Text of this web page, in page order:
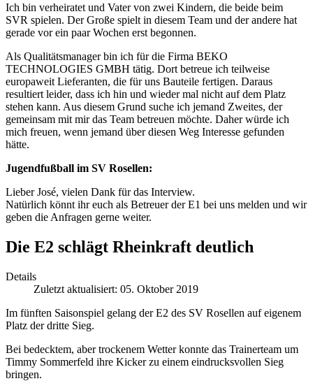
Ich bin verheiratet und Vater von zwei Kindern, die beide beim
SVR spielen. Der Große spielt in diesem Team und der andere hat
gerade vor ein paar Wochen erst begonnen.
Als Qualitätsmanager bin ich für die Firma BEKO
TECHNOLOGIES GMBH tätig. Dort betreue ich teilweise
europaweit Lieferanten, die für uns Bauteile fertigen. Daraus
resultiert leider, dass ich hin und wieder mal nicht auf dem Platz
stehen kann. Aus diesem Grund suche ich jemand Zweites, der
gemeinsam mit mir das Team betreuen möchte. Daher würde ich
mich freuen, wenn jemand über diesen Weg Interesse gefunden
hätte.
Jugendfußball im SV Rosellen:
Lieber José, vielen Dank für das Interview.
Natürlich könnt ihr euch als Betreuer der E1 bei uns melden und wir
geben die Anfragen gerne weiter.
Die E2 schlägt Rheinkraft deutlich
Details
Zuletzt aktualisiert: 05. Oktober 2019
Im fünften Saisonspiel gelang der E2 des SV Rosellen auf eigenem
Platz der dritte Sieg.
Bei bedecktem, aber trockenem Wetter konnte das Trainerteam um
Timmy Sommerfeld ihre Kicker zu einem eindrucksvollen Sieg
bringen.